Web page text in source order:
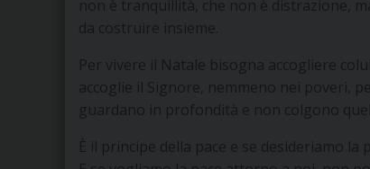
non è tranquillità, che non è distrazione,
da costruire insieme.
Per vivere il Natale bisogna accogliere
accoglie il Signore, nemmeno nei poveri,
guardano in profondità e non colgono
È il principe della pace e se desideriamo la